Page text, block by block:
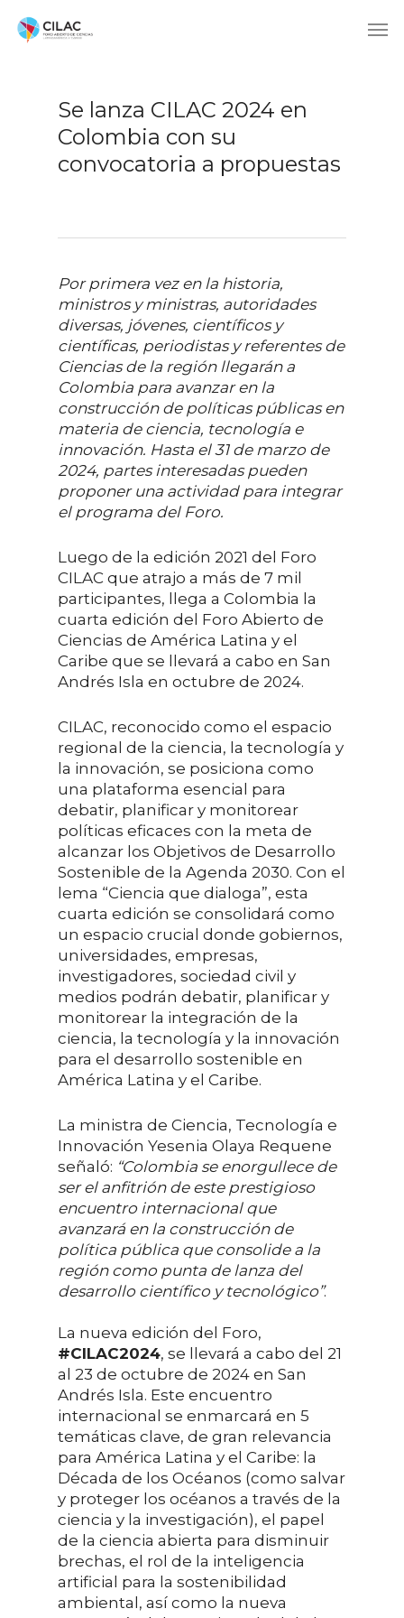
Se lanza CILAC 2024 en
Colombia con su
convocatoria a propuestas
Por primera vez en la historia,
ministros y ministras, autoridades
diversas, jóvenes, científicos y
científicas, periodistas y referentes de
Ciencias de la región llegarán a
Colombia para avanzar en la
construcción de políticas públicas en
materia de ciencia, tecnología e
innovación. Hasta el 31 de marzo de
2024, partes interesadas pueden
proponer una actividad para integrar
el programa del Foro.
Luego de la edición 2021 del Foro
CILAC que atrajo a más de 7 mil
participantes, llega a Colombia la
cuarta edición del Foro Abierto de
Ciencias de América Latina y el
Caribe que se llevará a cabo en San
Andrés Isla en octubre de 2024.
CILAC, reconocido como el espacio
regional de la ciencia, la tecnología y
la innovación, se posiciona como
una plataforma esencial para
debatir, planificar y monitorear
políticas eficaces con la meta de
alcanzar los Objetivos de Desarrollo
Sostenible de la Agenda 2030. Con el
lema “Ciencia que dialoga”, esta
cuarta edición se consolidará como
un espacio crucial donde gobiernos,
universidades, empresas,
investigadores, sociedad civil y
medios podrán debatir, planificar y
monitorear la integración de la
ciencia, la tecnología y la innovación
para el desarrollo sostenible en
América Latina y el Caribe.
La ministra de Ciencia, Tecnología e
Innovación Yesenia Olaya Requene
señaló: “Colombia se enorgullece de
ser el anfitrión de este prestigioso
encuentro internacional que
avanzará en la construcción de
política pública que consolide a la
región como punta de lanza del
desarrollo científico y tecnológico”.
La nueva edición del Foro,
#CILAC2024, se llevará a cabo del 21
al 23 de octubre de 2024 en San
Andrés Isla. Este encuentro
internacional se enmarcará en 5
temáticas clave, de gran relevancia
para América Latina y el Caribe: la
Década de los Océanos (como salvar
y proteger los océanos a través de la
ciencia y la investigación), el papel
de la ciencia abierta para disminuir
brechas, el rol de la inteligencia
artificial para la sostenibilidad
ambiental, así como la nueva